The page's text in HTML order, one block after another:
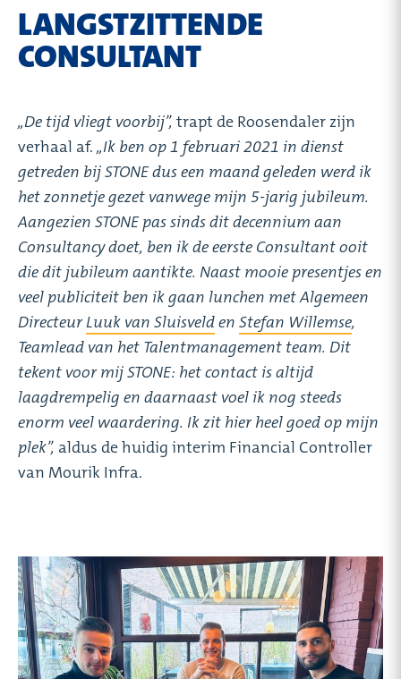
LANGSTZITTENDE
CONSULTANT
,,De tijd vliegt voorbij’’, trapt de Roosendaler zijn
verhaal af. ,,Ik ben op 1 februari 2021 in dienst
getreden bij STONE dus een maand geleden werd ik
het zonnetje gezet vanwege mijn 5-jarig jubileum.
Aangezien STONE pas sinds dit decennium aan
Consultancy doet, ben ik de eerste Consultant ooit
die dit jubileum aantikte. Naast mooie presentjes en
veel publiciteit ben ik gaan lunchen met Algemeen
DirecteurLuuk van Sluisvelden Stefan Willemse,
Teamlead van het Talentmanagement team. Dit
tekent voor mij STONE: het contact is altijd
laagdrempelig en daarnaast voel ik nog steeds
enorm veel waardering. Ik zit hier heel goed op mijn
plek’’, aldus de huidig interim Financial Controller
van Mourik Infra.